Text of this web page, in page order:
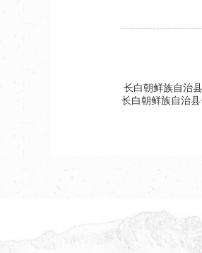
长白朝鲜族自治
长白朝鲜族自治